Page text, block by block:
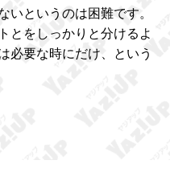
いというのは困難です。
とをしっかりと分けるよ
必要な時にだけ、という